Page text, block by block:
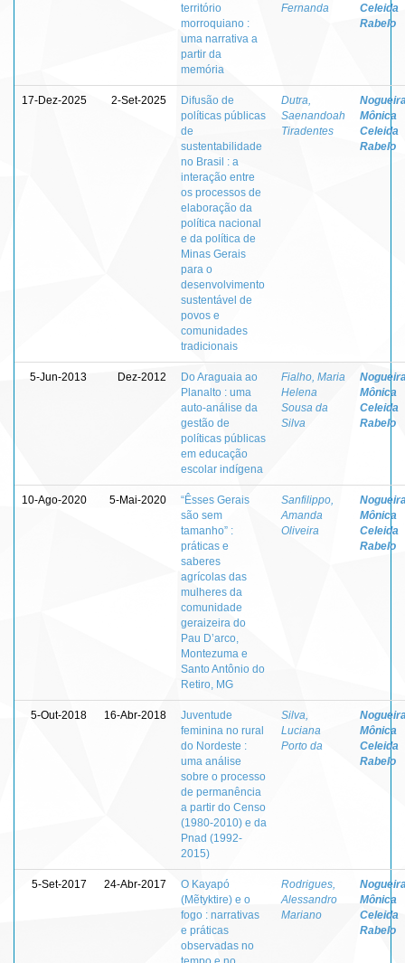
território
morroquiano :
uma narrativa a
partir da
memória
Fernanda
Celeida
Rabelo
17-Dez-2025 2-Set-2025
Difusão de
políticas públicas
de
sustentabilidade
no Brasil : a
interação entre
os processos de
elaboração da
política nacional
e da política de
Minas Gerais
para o
desenvolvimento
sustentável de
povos e
comunidades
tradicionais
Dutra,
Saenandoah
Tiradentes
Mônica
Celeida
Rabelo
5-Jun-2013 Dez-2012
Do Araguaia ao
Planalto : uma
auto-análise da
gestão de
políticas públicas
em educação
escolar indígena
Fialho, Maria
Helena
Sousa da
Silva
Mônica
Celeida
Rabelo
10-Ago-2020 5-Mai-2020
“Êsses Gerais
são sem
tamanho” :
práticas e
saberes
agrícolas das
mulheres da
comunidade
geraizeira do
Pau D’arco,
Montezuma e
Santo Antônio do
Retiro, MG
Sanfilippo,
Amanda
Oliveira
Mônica
Celeida
Rabelo
5-Out-2018 16-Abr-2018
Juventude
feminina no rural
do Nordeste :
uma análise
sobre o processo
de permanência
a partir do Censo
(1980-2010) e da
Pnad (1992-
2015)
Silva,
Luciana
Porto da
Mônica
Celeida
Rabelo
5-Set-2017 24-Abr-2017
O Kayapó
(Mẽtyktire) e o
fogo : narrativas
e práticas
observadas no
Rodrigues,
Alessandro
Mariano
Mônica
Celeida
Rabelo